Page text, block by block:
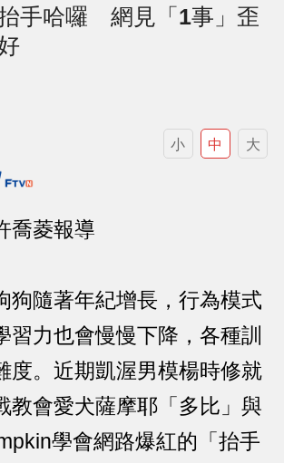
手哈囉 網見「1事」歪
小 中 大
喬菱報導
狗隨著年紀增長，行為模式
習力也會慢慢下降，各種訓
度。近期凱渥男模楊時修就
教會愛犬薩摩耶「多比」與
學會網路爆紅的「抬手